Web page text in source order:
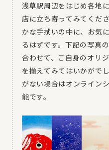
浅草駅周辺をはじめ各地
店に立ち寄ってみてくだ
かな手拭いの中に、お気
るはずです。下記の写真
合わせて、ご自身のオリ
を揃えてみてはいかがで
がない場合はオンライン
能です。